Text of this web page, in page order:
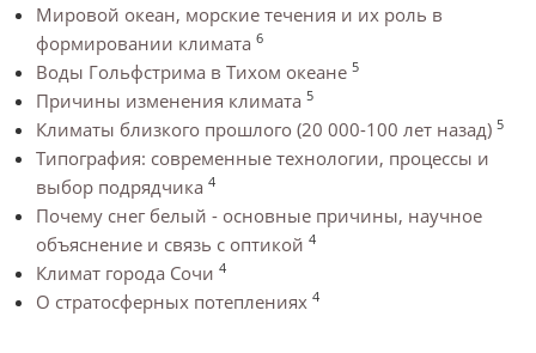
Мировой океан, морские течения и их роль в
формировании климата 6
Воды Гольфстрима в Тихом океане 5
Причины изменения климата 5
Климаты близкого прошлого (20 000-100 лет назад) 5
Типография: современные технологии, процессы и
выбор подрядчика 4
Почему снег белый - основные причины, научное
объяснение и связь с оптикой 4
Климат города Сочи 4
О стратосферных потеплениях 4